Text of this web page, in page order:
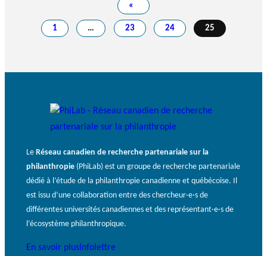
«
1 … 23 24 25
Le Réseau canadien de recherche partenariale sur la
philanthropie (PhiLab) est un groupe de recherche partenariale
dédié à l’étude de la philanthropie canadienne et québécoise. Il
est issu d’une collaboration entre des chercheur·e·s de
différentes universités canadiennes et des représentant·e·s de
l’écosystème philanthropique.
En savoir plus Infolettre